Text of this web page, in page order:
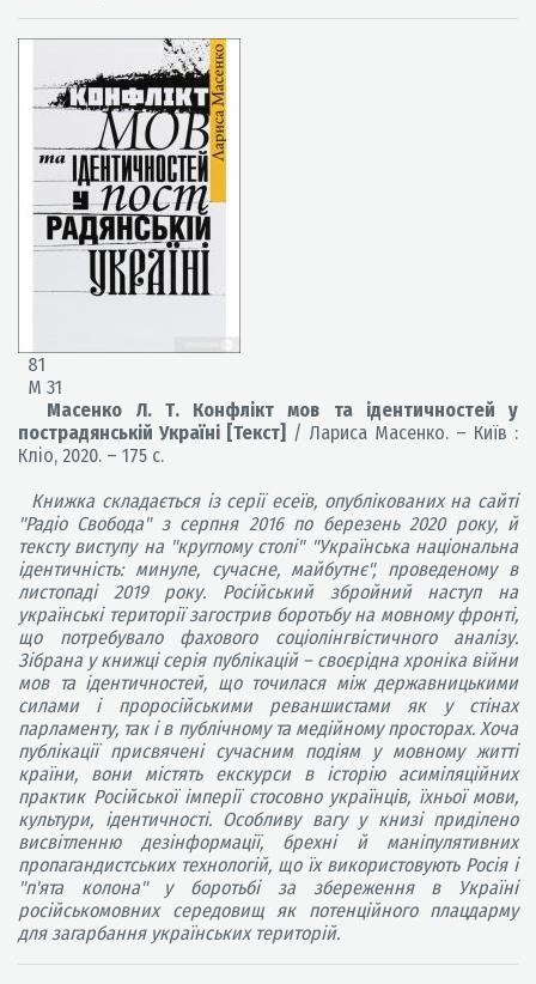
81
М 31
Масенко Л. Т. Конфлікт мов та ідентичностей у
пострадянській Україні [Текст] / Лариса Масенко. – Київ :
Кліо, 2020. – 175 с.
Книжка складається із серії есеїв, опублікованих на сайті
"Радіо Свобода" з серпня 2016 по березень 2020 року, й
тексту виступу на "круглому столі" "Українська національна
ідентичність: минуле, сучасне, майбутнє", проведеному в
листопаді 2019 року. Російський збройний наступ на
українські території загострив боротьбу на мовному фронті,
що потребувало фахового соціолінгвістичного аналізу.
Зібрана у книжці серія публікацій – своєрідна хроніка війни
мов та ідентичностей, що точилася між державницькими
силами і проросійськими реваншистами як у стінах
парламенту, так і в публічному та медійному просторах. Хоча
публікації присвячені сучасним подіям у мовному житті
країни, вони містять екскурси в історію асиміляційних
практик Російської імперії стосовно українців, їхньої мови,
культури, ідентичності. Особливу вагу у книзі приділено
висвітленню дезінформації, брехні й маніпулятивних
пропагандистських технологій, що їх використовують Росія і
"п'ята колона" у боротьбі за збереження в Україні
російськомовних середовищ як потенційного плацдарму
для загарбання українських територій.